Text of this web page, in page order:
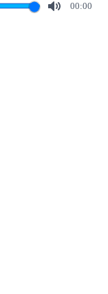
00:00